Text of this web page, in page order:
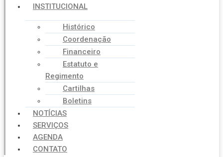
INSTITUCIONAL
Histórico
Coordenação
Financeiro
Estatuto e
Regimento
Cartilhas
Boletins
NOTÍCIAS
SERVIÇOS
AGENDA
CONTATO